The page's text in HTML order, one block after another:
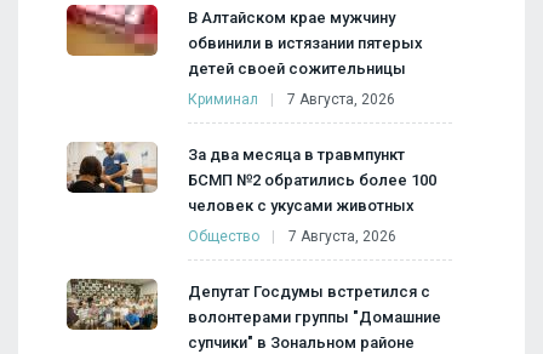
В Алтайском крае мужчину
обвинили в истязании пятерых
детей своей сожительницы
Криминал 7 Августа, 2026
За два месяца в травмпункт
БСМП №2 обратились более 100
человек с укусами животных
Общество 7 Августа, 2026
Депутат Госдумы встретился с
волонтерами группы "Домашние
супчики" в Зональном районе